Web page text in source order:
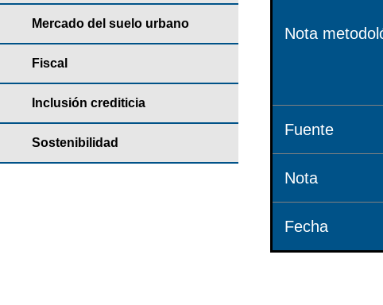
Mercado del suelo urbano
Fiscal
Inclusión crediticia
Sostenibilidad
Nota
Fuente
Nota
Fecha